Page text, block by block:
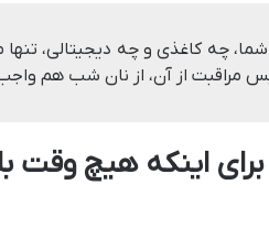
چه کاغذی و چه دیجیتالی،
مراقبت از آن، از نان شب هم
اینکه هیچ وقت